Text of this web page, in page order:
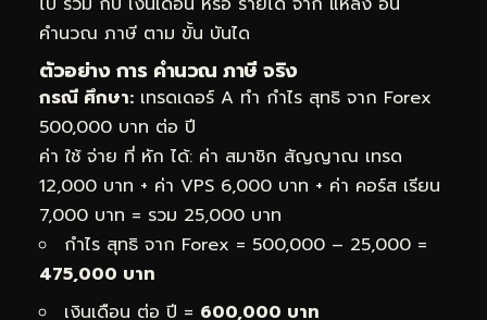
คำนวณ ภาษี ตาม ขั้น บันได
ตัวอย่าง การ คำนวณ ภาษี จริง
กรณี ศึกษา: เทรดเดอร์ A ทำ กำไร สุทธิ จาก Forex
500,000 บาท ต่อ ปี
ค่า ใช้ จ่าย ที่ หัก ได้: ค่า สมาชิก สัญญาณ เทรด
12,000 บาท + ค่า VPS 6,000 บาท + ค่า คอร์ส เรียน
7,000 บาท = รวม 25,000 บาท
กำไร สุทธิ จาก Forex = 500,000 – 25,000 =
475,000 บาท
เงินเดือน ต่อ ปี = 600,000 บาท